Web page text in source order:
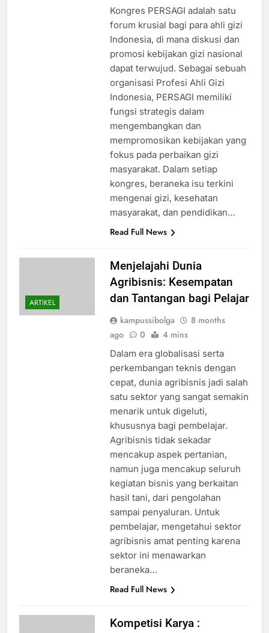
Kongres PERSAGI adalah satu
forum krusial bagi para ahli gizi
Indonesia, di mana diskusi dan
promosi kebijakan gizi nasional
dapat terwujud. Sebagai sebuah
organisasi Profesi Ahli Gizi
Indonesia, PERSAGI memiliki
fungsi strategis dalam
mengembangkan dan
mempromosikan kebijakan yang
fokus pada perbaikan gizi
masyarakat. Dalam setiap
kongres, beraneka isu terkini
mengenai gizi, kesehatan
masyarakat, dan pendidikan…
Read Full News
ARTIKEL
Menjelajahi Dunia
Agribisnis: Kesempatan
dan Tantangan bagi Pelajar
kampussibolga
8 months
ago
0 4 mins
Dalam era globalisasi serta
perkembangan teknis dengan
cepat, dunia agribisnis jadi salah
satu sektor yang sangat semakin
menarik untuk digeluti,
khususnya bagi pembelajar.
Agribisnis tidak sekadar
mencakup aspek pertanian,
namun juga mencakup seluruh
kegiatan bisnis yang berkaitan
hasil tani, dari pengolahan
sampai penyaluran. Untuk
pembelajar, mengetahui sektor
agribisnis amat penting karena
sektor ini menawarkan
beraneka…
Read Full News
Kompetisi Karya :